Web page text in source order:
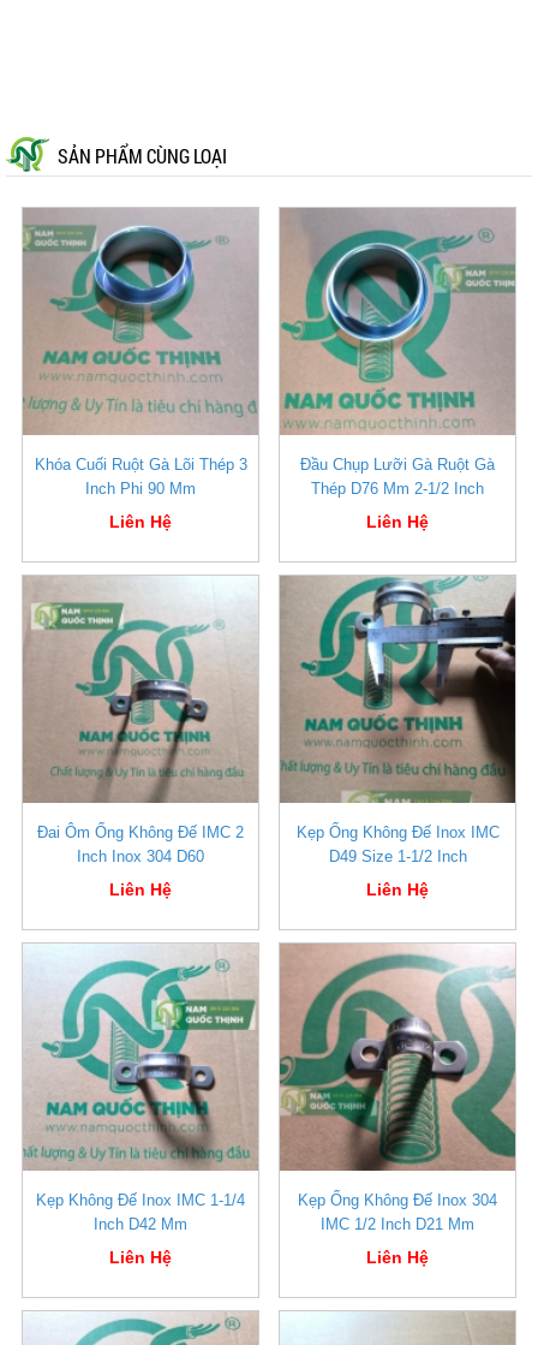
SẢN PHẨM CÙNG LOẠI
Khóa Cuối Ruột Gà Lõi Thép 3
Inch Phi 90 Mm
Liên Hệ
Đầu Chụp Lưỡi Gà Ruột Gà
Thép D76 Mm 2-1/2 Inch
Liên Hệ
Đai Ôm Ống Không Đế IMC 2
Inch Inox 304 D60
Liên Hệ
Kẹp Ống Không Đế Inox IMC
D49 Size 1-1/2 Inch
Liên Hệ
Kẹp Không Đế Inox IMC 1-1/4
Inch D42 Mm
Liên Hệ
Kẹp Ống Không Đế Inox 304
IMC 1/2 Inch D21 Mm
Liên Hệ